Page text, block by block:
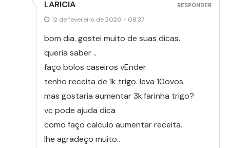
LARICIA
12 de fevereiro de 2020 - 08:37
bom dia. gostei muito de suas dicas.
queria saber ..
faço bolos caseiros vEnder
tenho receita de 1k trigo. leva 10ovos.
mas gostaria aumentar 3k.farinha trigo?
vc pode ajuda dica
como faço calculo aumentar receita.
lhe agradeço muito..
RESPONDER